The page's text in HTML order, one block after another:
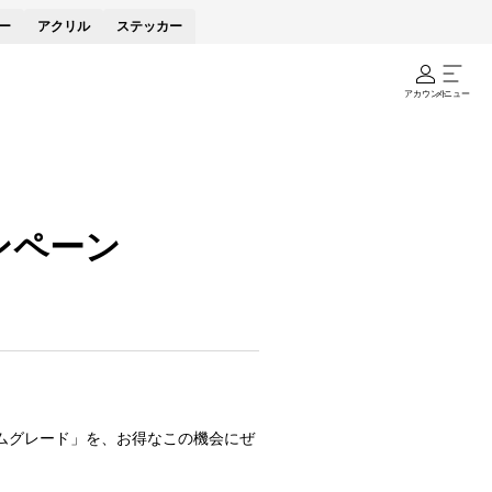
アクリル ステッカー
アカウントメニュー
ペーン
グレード」を、お得なこの機会にぜ